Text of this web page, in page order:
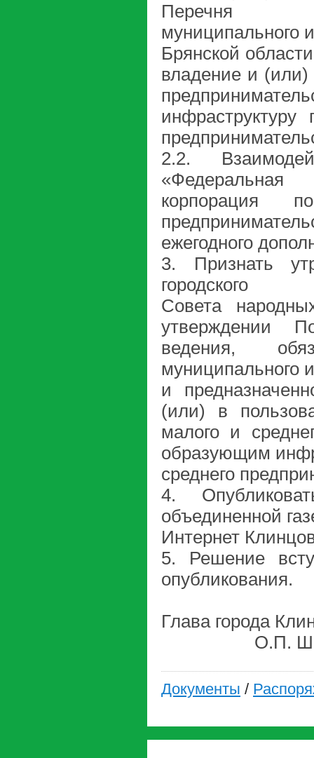
Перечня
муниципального
Брянской
владение и (или)
2.2.
«Федеральная
корпорация
ежегодного
3. Признать
городского
Совета
утверждении
ведения,
муниципального
и
(или) в
малого и
образующим
среднего
4.
объединенной
Интернет
5. Решение
опубликования.
Глава
О.П.
Документы /